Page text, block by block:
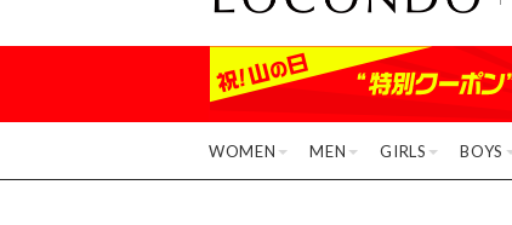
WOMEN MEN GIRLS BOYS